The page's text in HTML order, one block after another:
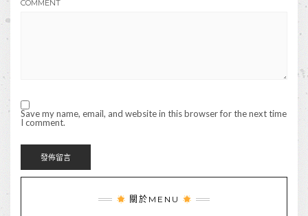
COMMENT
Save my name, email, and website in this browser for the next time
I comment.
關於MENU